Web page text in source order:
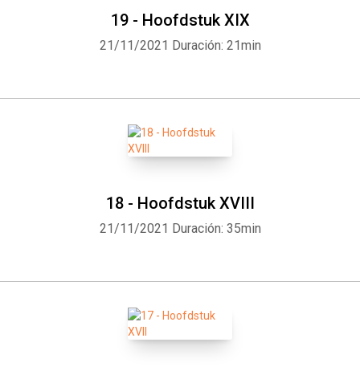
19 - Hoofdstuk XIX
21/11/2021 Duración: 21min
18 - Hoofdstuk XVIII
21/11/2021 Duración: 35min